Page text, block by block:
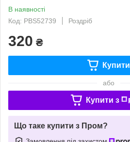
В наявності
Код: PBS52739
Роздріб
320 ₴
Купити
або
Купити з
Що таке купити з Пром?